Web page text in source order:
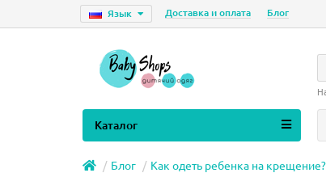
Язык Доставка и оплата Блог
Каталог
Блог Как одеть ребенка на крещение?